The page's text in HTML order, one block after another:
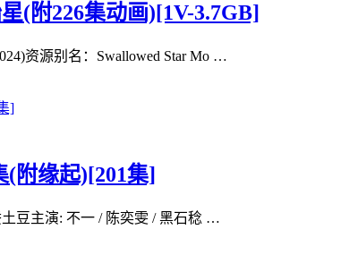
(附226集动画)[1V-3.7GB]
资源别名：Swallowed Star Mo …
(附缘起)[201集]
豆主演: 不一 / 陈奕雯 / 黑石稔 …